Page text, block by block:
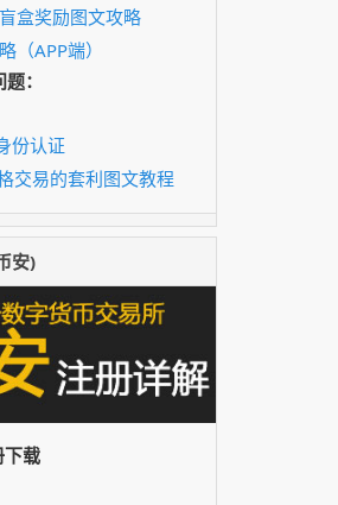
↓-2.51%
↓-0.71%
↓-1.71%
盒奖励图文攻略
（APP端）
：
份认证
交易的套利图文教程
安)
下载